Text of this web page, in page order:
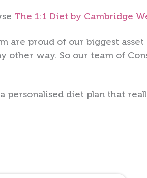
The 1:1 Diet by Cambridge
are proud of our biggest
other way. So our team of
personalised diet plan that